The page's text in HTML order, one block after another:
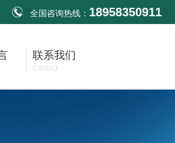
全国咨询热线： 18958350911
联系我们
Contact